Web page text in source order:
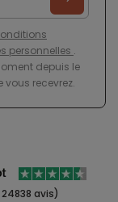
personnelles .
depuis le
recevrez.
avis)